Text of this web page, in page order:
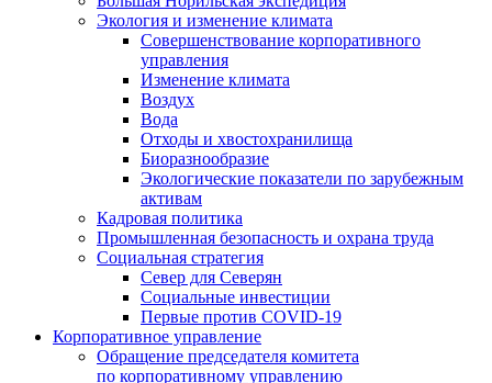
Экология и изменение климата
Совершенствование корпоративного
управления
Изменение климата
Воздух
Вода
Отходы и хвостохранилища
Биоразнообразие
Экологические показатели по зарубежным
активам
Кадровая политика
Промышленная безопасность и охрана труда
Социальная стратегия
Север для Северян
Социальные инвестиции
Первые против COVID‑19
Корпоративное управление
Обращение председателя комитета
по корпоративному управлению